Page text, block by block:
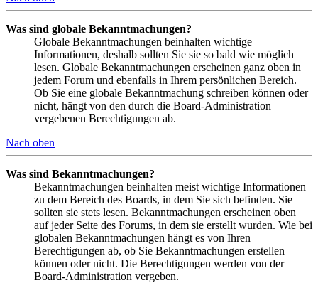
Was sind globale Bekanntmachungen?
Globale Bekanntmachungen beinhalten wichtige
Informationen, deshalb sollten Sie sie so bald wie möglich
lesen. Globale Bekanntmachungen erscheinen ganz oben in
jedem Forum und ebenfalls in Ihrem persönlichen Bereich.
Ob Sie eine globale Bekanntmachung schreiben können oder
nicht, hängt von den durch die Board-Administration
vergebenen Berechtigungen ab.
Nach oben
Was sind Bekanntmachungen?
Bekanntmachungen beinhalten meist wichtige Informationen
zu dem Bereich des Boards, in dem Sie sich befinden. Sie
sollten sie stets lesen. Bekanntmachungen erscheinen oben
auf jeder Seite des Forums, in dem sie erstellt wurden. Wie bei
globalen Bekanntmachungen hängt es von Ihren
Berechtigungen ab, ob Sie Bekanntmachungen erstellen
können oder nicht. Die Berechtigungen werden von der
Board-Administration vergeben.